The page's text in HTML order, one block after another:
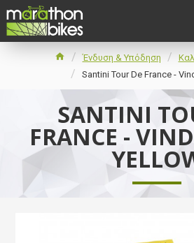
Ένδυση & Υπόδηση
Santini Tour De France -
SANTINI
FRANCE -